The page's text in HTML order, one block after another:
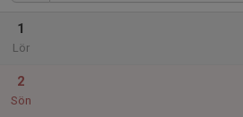
1
Lör
2
Sön